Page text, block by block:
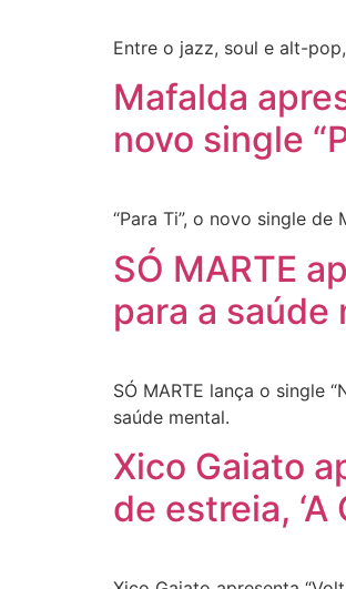
Entre o jazz, soul e alt-
Mafalda
novo single
“Para Ti”, o novo single
SÓ MARTE
para a saúde
SÓ MARTE lança o single
saúde mental.
Xico Gaiato
de estreia, ‘A